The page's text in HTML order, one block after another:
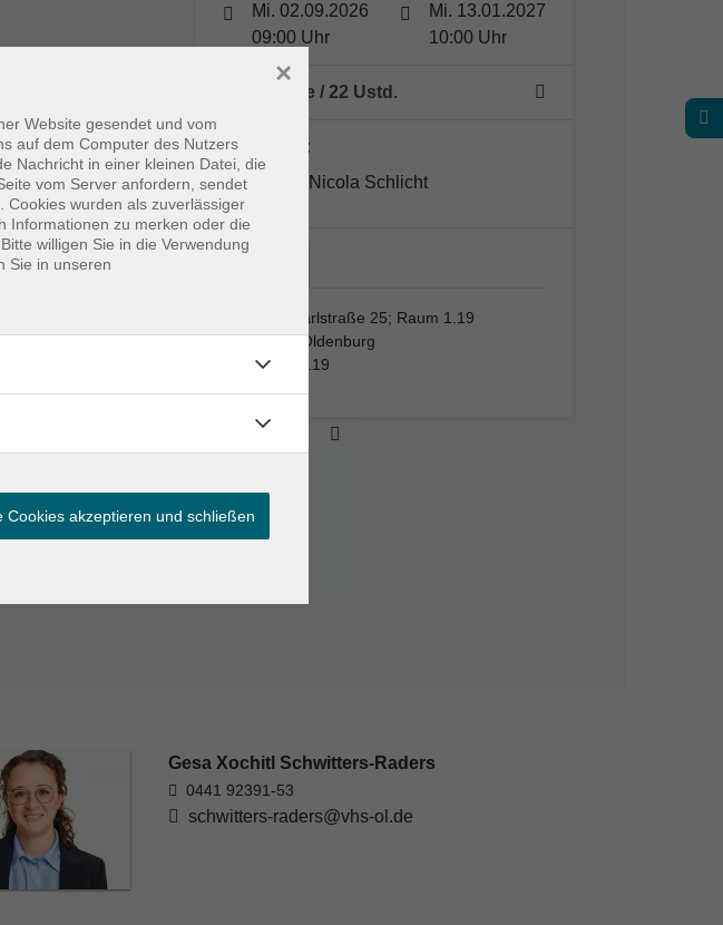
25;
25;
Mi. 02.09.2026
09:00 Uhr
Mi. 13.01.2027
10:00 Uhr
16 Termine / 22 Ustd.
Dozent*in:
Nicola Schlicht
VHS, Karlstraße 25; Raum 1.19
26123 Oldenburg
Raum 1.19
Gesa Xochitl Schwitters-Raders
0441 92391-53
schwitters-raders@vhs-ol.de
Website gesendet und vom
auf dem Computer des Nutzers
Nachricht in einer kleinen Datei, die
vom Server anfordern, sendet
Cookies wurden als zuverlässiger
Informationen zu merken oder die
willigen Sie in die Verwendung
Sie in unseren
×
Cookies akzeptieren und schließen